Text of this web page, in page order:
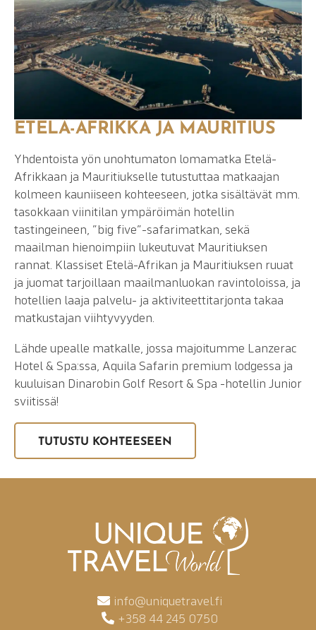
ETELÄ-AFRIKKA JA MAURITIUS
Yhdentoista yön unohtumaton lomamatka Etelä-
Afrikkaan ja Mauritiukselle tutustuttaa matkaajan
kolmeen kauniiseen kohteeseen, jotka sisältävät mm.
tasokkaan viinitilan ympäröimän hotellin
tastingeineen, ”big five”-safarimatkan, sekä
maailman hienoimpiin lukeutuvat Mauritiuksen
rannat. Klassiset Etelä-Afrikan ja Mauritiuksen ruuat
ja juomat tarjoillaan maailmanluokan ravintoloissa, ja
hotellien laaja palvelu- ja aktiviteettitarjonta takaa
matkustajan viihtyvyyden.
Lähde upealle matkalle, jossa majoitumme Lanzerac
Hotel & Spa:ssa, Aquila Safarin premium lodgessa ja
kuuluisan Dinarobin Golf Resort & Spa -hotellin Junior
sviitissä!
TUTUSTU KOHTEESEEN
info@uniquetravel.fi
+358 44 245 0750